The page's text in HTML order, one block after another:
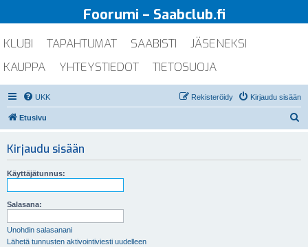
Foorumi – Saabclub.fi
KLUBI TAPAHTUMAT SAABISTI
JÄSENEKSI
KAUPPA
YHTEYSTIEDOT TIETOSUOJA
UKK Kirjaudu sisään
Rekisteröidy
Etusivu
Kirjaudu sisään
Käyttäjätunnus:
Salasana:
Unohdin salasanani
Lähetä tunnusten aktivointiviesti uudelleen